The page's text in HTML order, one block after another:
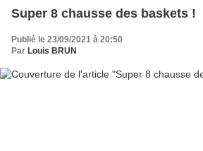
Super 8 chausse des baskets !
Publié le 23/09/2021 à 20:50
Par Louis BRUN